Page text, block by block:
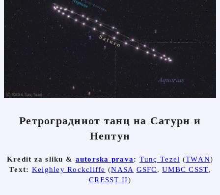
Ретроградниот танц на Сатурн и
Нептун
Kredit za sliku & autorska prava: Tunç Tezel (TWAN)
Text: Keighley Rockcliffe (NASA GSFC,UMBC CSST,
CRESST II)